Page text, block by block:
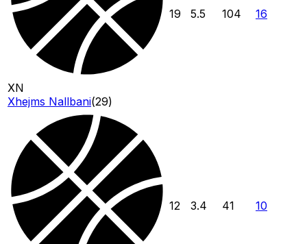
XN
Xhejms Nallbani(29)
19 5.5 104 16
12 3.4 41 10